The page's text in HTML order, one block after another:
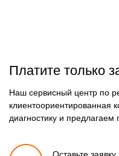
Платите только
Наш сервисный центр по
клиентоориентированная
диагностику и